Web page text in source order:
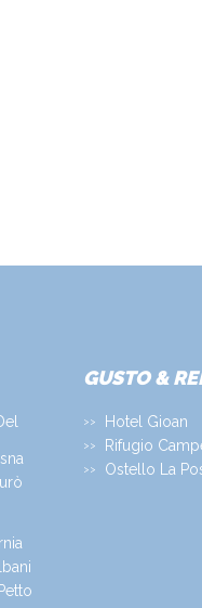
GUSTO &
Hotel Gioan
Rifugio
Ostello La